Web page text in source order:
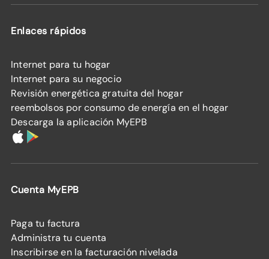
Enlaces rápidos
Internet para tu hogar
Internet para su negocio
Revisión energética gratuita del hogar
reembolsos por consumo de energía en el hogar
Descarga la aplicación MyEPB
Cuenta MyEPB
Paga tu factura
Administra tu cuenta
Inscribirse en la facturación nivelada